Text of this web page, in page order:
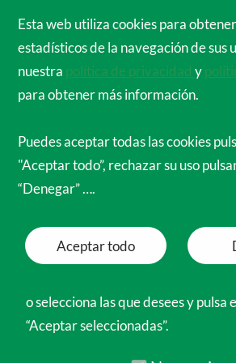
Mundo
Menú
Esta web utiliza cookies para obtener datos
estadísticos de la navegación de sus usuarios. Consulta
nuestrapolítica de privacidadypolítica de cookies
para obtener más información.
Puedes aceptar todas las cookies pulsando el botón
“Denegar” ….
Aceptar todo Denegar
“Aceptar seleccionadas”.
Necesarias
Preferencias
Analíticas